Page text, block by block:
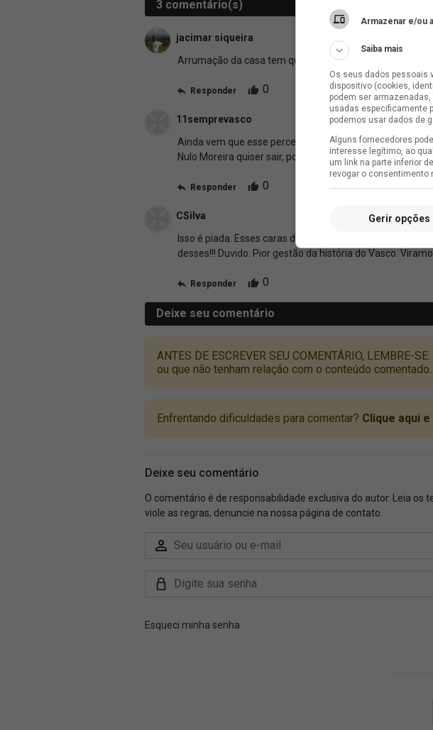
Armazenar e/ou
Saiba mais
Os seus dados pessoais
dispositivo (cookies,
podem ser
usadas especificamente
podemos usar dados de
Alguns fornecedores
interesse legítimo, ao
um link na parte inferior
revogar o consentimento
Gerir opções